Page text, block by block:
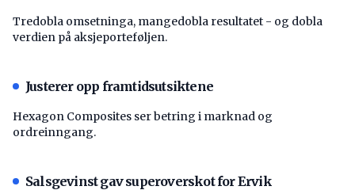
Tredobla omsetninga, mangedobla resultatet - og dobla
verdien på aksjeporteføljen.
Justerer opp framtidsutsiktene
Hexagon Composites ser betring i marknad og
ordreinngang.
Salsgevinst gav superoverskot for Ervik